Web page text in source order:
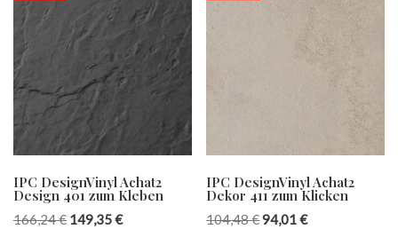
IPC DesignVinyl Achat2
Design 401 zum Kleben
166,24€ 149,35€
IPC DesignVinyl Achat2
Dekor 411 zum Klicken
104,48€94,01€